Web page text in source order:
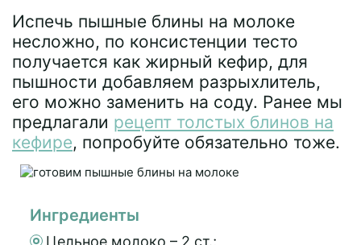
Испечь пышные блины на молоке
несложно, по консистенции тесто
получается как жирный кефир, для
пышности добавляем разрыхлитель,
его можно заменить на соду. Ранее мы
предлагали рецепт толстых блинов на
кефире, попробуйте обязательно тоже.
Ингредиенты
Цельное молоко – 2 ст.;